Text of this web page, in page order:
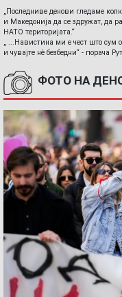
„Последниве денови гледаме
и Македонија да се здружат, да
НАТО територијата.“
„ ...Навистина ми е чест што сум
и чувајте нè безбедни“ - порача
ФОТО НА